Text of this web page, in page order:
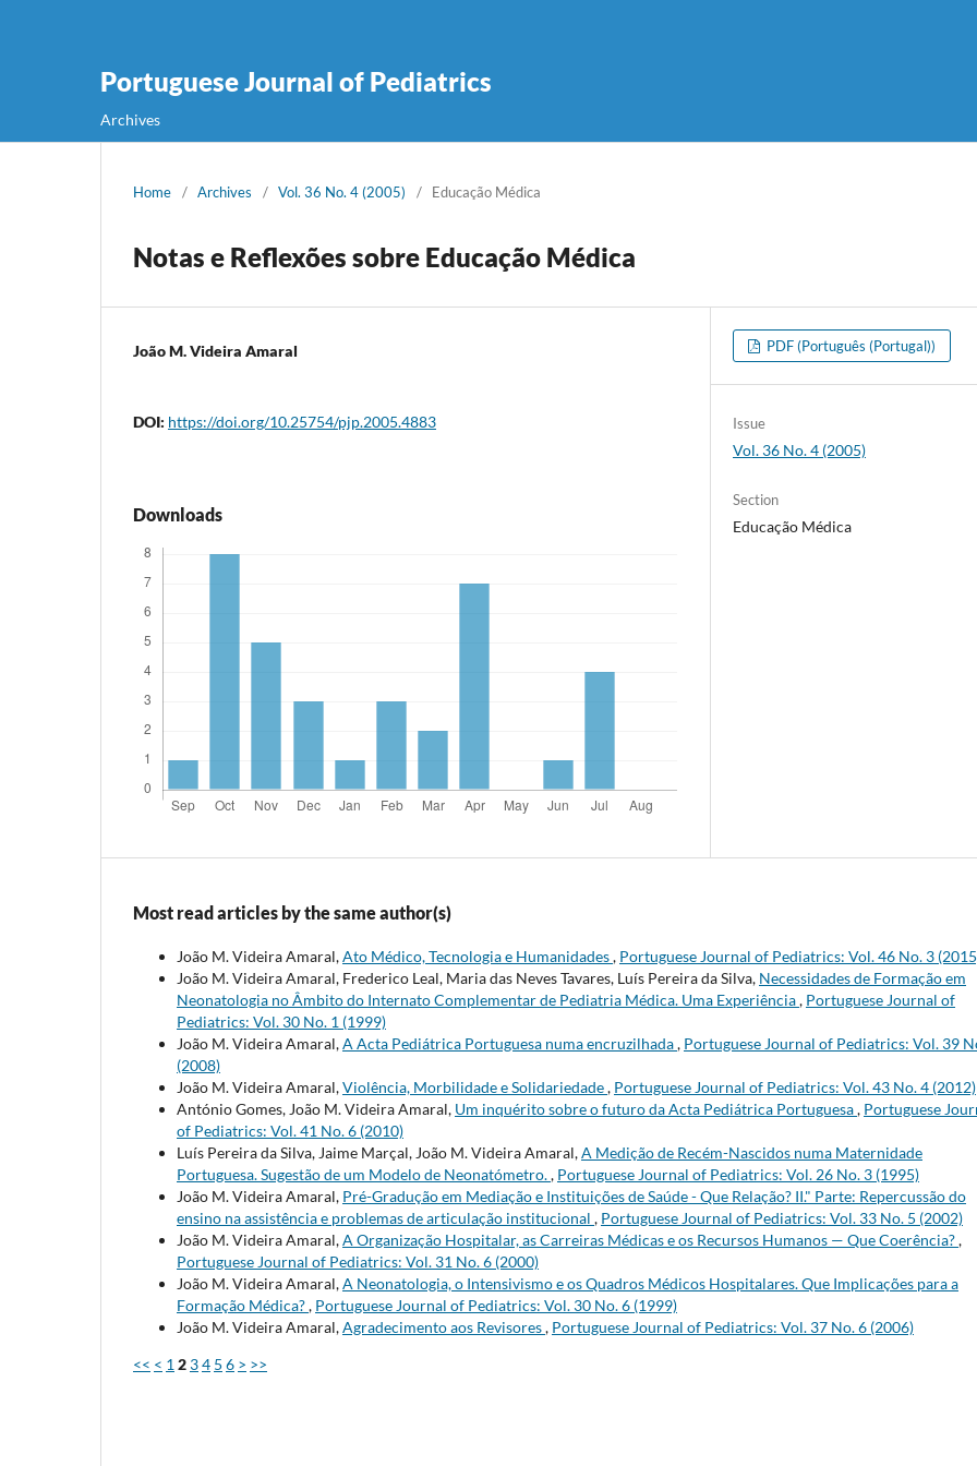
Portuguese Journal of Pediatrics
Archives
Home / Archives / Vol. 36 No. 4 (2005) / Educação Médica
Notas e Reflexões sobre Educação Médica
João M. Videira Amaral
DOI: https://doi.org/10.25754/pjp.2005.4883
Downloads
PDF (Português (Portugal))
Issue
Vol. 36 No. 4 (2005)
Section
Educação Médica
Most read articles by the same author(s)
João M. Videira Amaral,Ato Médico, Tecnologia e Humanidades, Portuguese Journal of Pediatrics: Vol. 46 No. 3
João M. Videira Amaral, Frederico Leal, Maria das Neves Tavares, Luís Pereira da Silva, Necessidades de Formação em
Neonatologia no Âmbito do Internato Complementar de Pediatria Médica. Uma Experiência, Portuguese Journal of
Pediatrics: Vol. 30 No. 1 (1999)
João M. Videira Amaral,A Acta Pediátrica Portuguesa numa encruzilhada, Portuguese Journal of Pediatrics: Vol. 39
(2008)
João M. Videira Amaral,Violência, Morbilidade e Solidariedade, Portuguese Journal of Pediatrics: Vol. 43 No. 4 (2012)
António Gomes, João M. Videira Amaral, Um inquérito sobre o futuro da Acta Pediátrica Portuguesa, Portuguese
of Pediatrics: Vol. 41 No. 6 (2010)
Luís Pereira da Silva, Jaime Marçal, João M. Videira Amaral,A Medição de Recém-Nascidos numa Maternidade
Portuguesa. Sugestão de um Modelo de Neonatómetro., Portuguese Journal of Pediatrics: Vol. 26 No. 3 (1995)
João M. Videira Amaral, Pré-Gradução em Mediação e Instituições de Saúde - Que Relação? II." Parte: Repercussão do
ensino na assistência e problemas de articulação institucional , Portuguese Journal of Pediatrics: Vol. 33 No. 5 (2002)
João M. Videira Amaral,A Organização Hospitalar, as Carreiras Médicas e os Recursos Humanos — Que Coerência?,
Portuguese Journal of Pediatrics: Vol. 31 No. 6 (2000)
João M. Videira Amaral,A Neonatologia, o Intensivismo e os Quadros Médicos Hospitalares. Que Implicações para a
Formação Médica?, Portuguese Journal of Pediatrics: Vol. 30 No. 6 (1999)
João M. Videira Amaral,Agradecimento aos Revisores, Portuguese Journal of Pediatrics: Vol. 37 No. 6 (2006)
<< < 1 2 34 5 6 > >>